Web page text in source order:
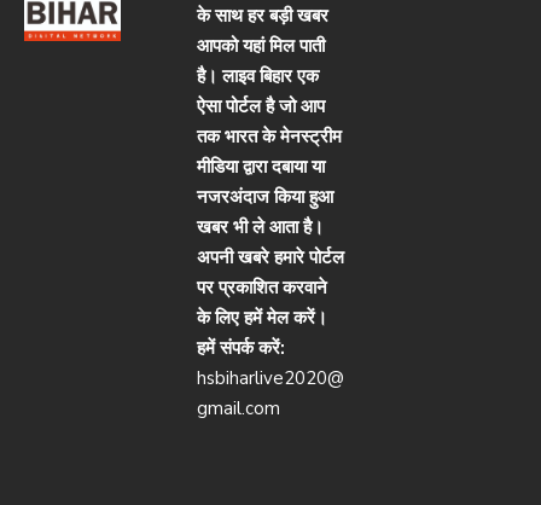
के साथ हर बड़ी खबर
आपको यहां मिल पाती
है। लाइव बिहार एक
ऐसा पोर्टल है जो आप
तक भारत के मेनस्ट्रीम
मीडिया द्वारा दबाया या
नजरअंदाज किया हुआ
खबर भी ले आता है।
अपनी खबरे हमारे पोर्टल
पर प्रकाशित करवाने
के लिए हमें मेल करें।
हमें संपर्क करें:
hsbiharlive2020@
gmail.com